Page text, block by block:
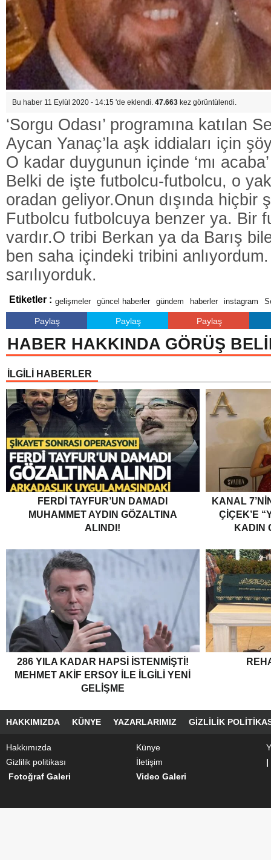
Bu haber 11 Eylül 2020 - 14:15 'de eklendi. 47.663 kez görüntülendi.
‘Sorgu Odası’ programına katılan
Aycan Yanaç’la aşk iddiaları için
O kadar duygunun içinde ‘mı
Belki de işte futbolcu-futbolcu, o
oradan geliyor.Onun dışında hiçbir
Futbolcu futbolcuya benzer ya. Bir
vardır.O tribi Berkan ya da Barış
ben saha içindeki tribini
sarılıyorduk.
Etiketler : gelişmeler güncel haberler gündem haberler instagram
Paylaş Paylaş Paylaş
HABER HAKKINDA GÖRÜŞ
İLGİLİ HABERLER
FERDI TAYFUR’UN DAMADI
MUHAMMET AYDIN GÖZALTINA
ALINDI!
KANAL
ÇİÇEK’E
KADIN
286 YILA KADAR HAPSI ISTENMIŞTI!
MEHMET AKIF ERSOY ILE ILGILI YENI
GELIŞME
HAKKIMIZDA KÜNYE YAZARLARIMIZ GIZLILIK
Hakkımızda Künye
Gizlilik politikası
İletişim
|
Fotoğraf Galeri
Video Galeri